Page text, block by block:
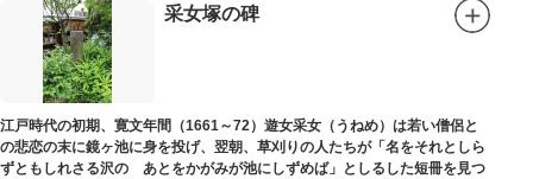
采女塚の碑
江戸時代の初期、寛文年間（1661～72）遊女采女（うねめ）は若い僧侶と
の悲恋の末に鏡ヶ池に身を投げ、翌朝、草刈りの人たちが「名をそれとしら
ずともしれさる沢の あとをかがみが池にしずめば」としるした短冊を見つ